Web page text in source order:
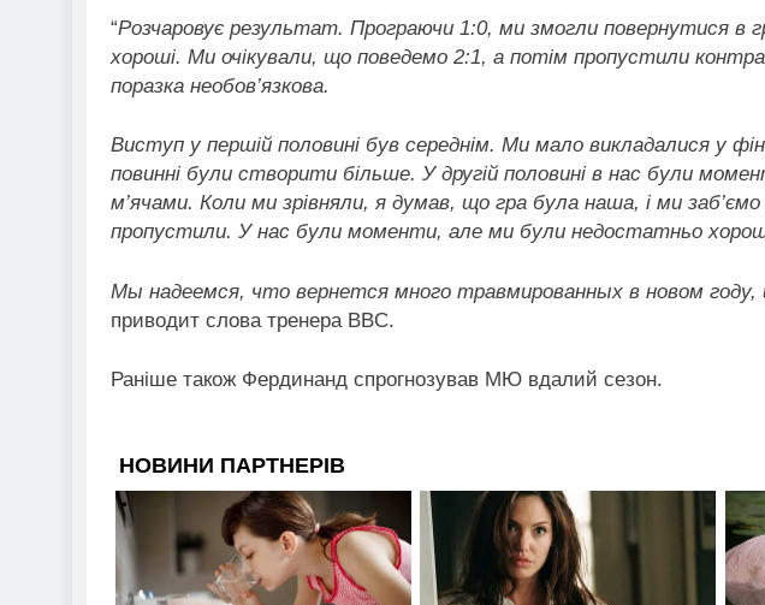
“Розчаровує результат. Програючи 1:0, ми змогли повернутися в
хороші. Ми очікували, що поведемо 2:1, а потім пропустили
поразка необов’язкова.
Виступ у першій половині був середнім. Ми мало викладалися у
повинні були створити більше. У другій половині в нас були
м’ячами. Коли ми зрівняли, я думав, що гра була наша, і ми
пропустили. У нас були моменти, але ми були недостатньо
Мы надеемся, что вернется много травмированных в новом году,
приводит слова тренера BBC.
Раніше також Фердинанд спрогнозував МЮ вдалий сезон.